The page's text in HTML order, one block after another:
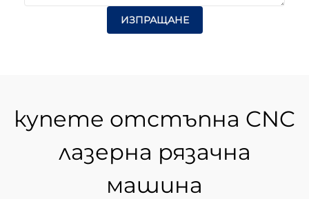
ИЗПРАЩАНЕ
купете отстъпна CNC
лазерна рязачна
машина